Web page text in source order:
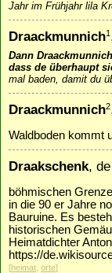
Jahr im Frühjahr lila
Draackmunnich1
Dann
dass de überhaupt
mal baden, damit du
Draackmunnich2
Waldboden kommt
Draakschenk, de
böhmischen
in die 90 er Jahre
Bauruine. Es
historischen
Heimatdichter
https://
[heimat orte]